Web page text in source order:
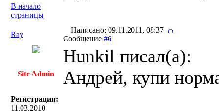
В начало
страницы
Ray
Написано: 09.11.2011, 08:37
Сообщение #6
Site Admin
Регистрация:
11.03.2010
Hunkil писал(a):
Андрей, купи